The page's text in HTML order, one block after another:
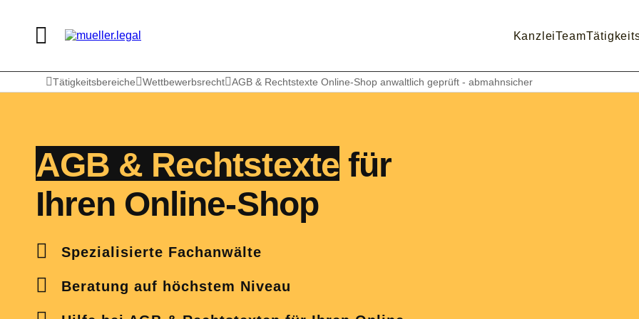
KanzleiTeam
Tätigkeitsbereiche Wettbewerbsrecht AGB & Rechtstexte Online-Shop anwaltlich geprüft - abmahnsicher
AGB & Rechtstexte für
Ihren Online-Shop
Spezialisierte Fachanwälte
Beratung auf höchstem Niveau